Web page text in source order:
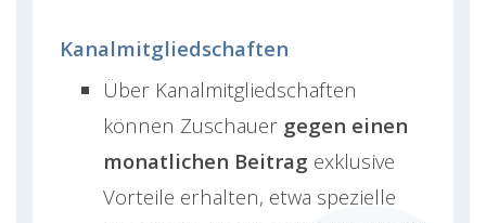
Kanalmitgliedschaften
Über Kanalmitgliedschaften
können Zuschauer gegen einen
monatlichen Beitrag exklusive
Vorteile erhalten, etwa spezielle